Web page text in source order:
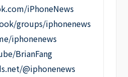
iPhoneNews
groups/iphonenews
iphonenews
BrianFang
@iphonenews